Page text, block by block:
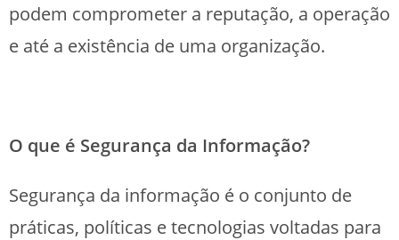
podem comprometer a reputação, a operação
e até a existência de uma organização.
O que é Segurança da Informação?
Segurança da informação é o conjunto de
práticas, políticas e tecnologias voltadas para